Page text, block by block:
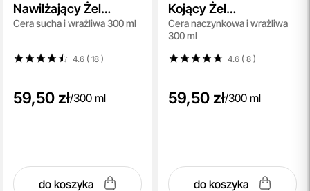
Nawilżający Żel
Oczyszczający
Cera sucha i wrażliwa 300 ml
4.6 ( 18)
59,50 zł/300 ml
do koszyka
Kojący Żel
Oczyszczający
Cera naczynkowa i wrażliwa
300 ml
4.6 ( 8)
59,50 zł/300 ml
do koszyka